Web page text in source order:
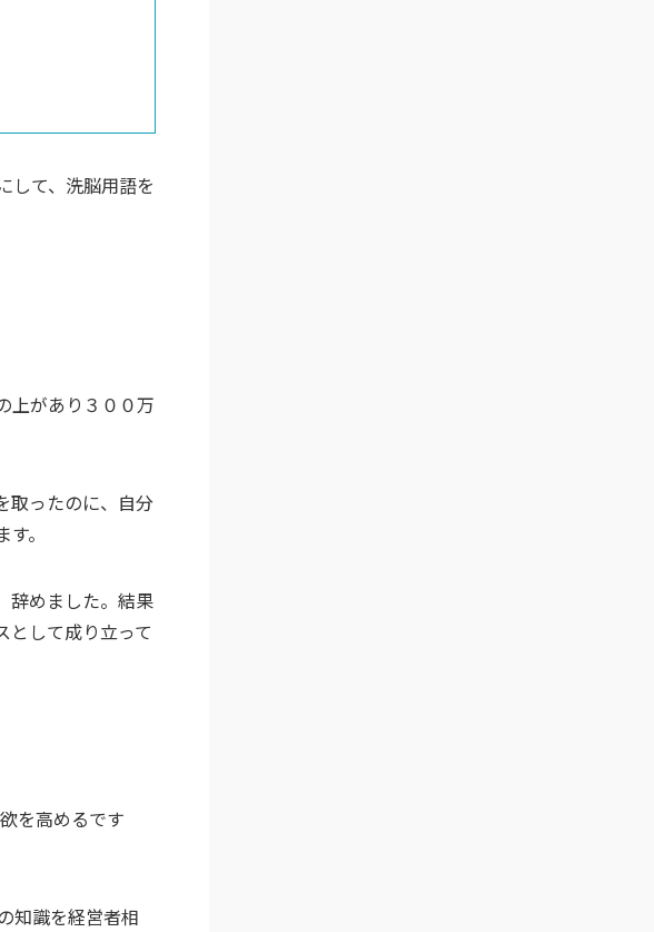
して、洗脳用語を
上があり３００万
取ったのに、自分
。
辞めました。結果
として成り立って
を高めるです
知識を経営者相